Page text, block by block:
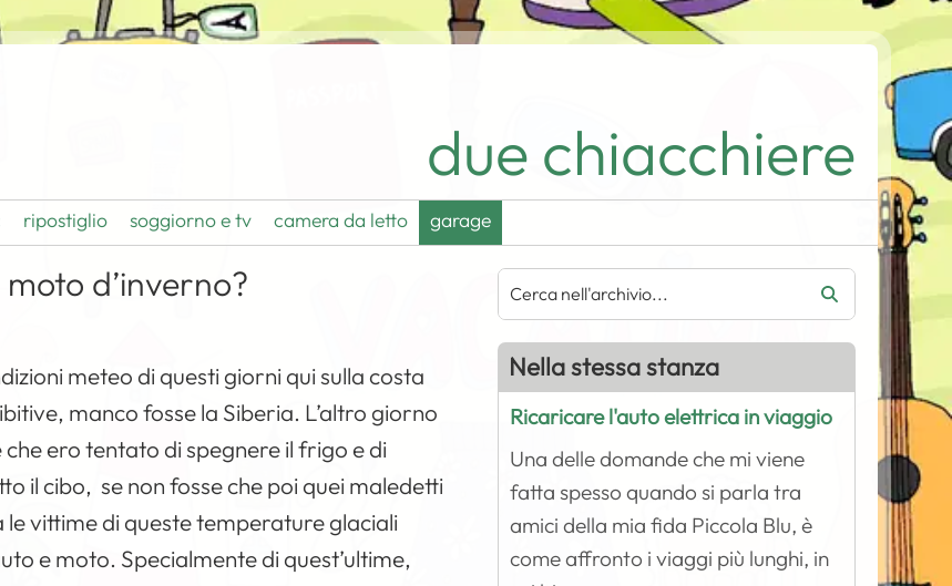
due chiacchiere
ripostiglio soggiorno e tv camera da letto garage
d’inverno?
meteo di questi giorni qui sulla costa
manco fosse la Siberia. L’altro giorno
ero tentato di spegnere il frigo e di
il cibo, se non fosse che poi quei maledetti
vittime di queste temperature glaciali
e moto. Specialmente di quest’ultime,
Nella stessa stanza
Ricaricare l'auto elettrica in viaggio
Una delle domande che mi viene
fatta spesso quando si parla tra
amici della mia fida Piccola Blu, è
come affronto i viaggi più lunghi, in